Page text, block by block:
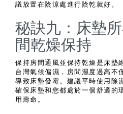
議放置在陰涼處進行陰乾就好。
秘訣九：床墊
間乾燥保持
保持房間通風並保持乾燥是床墊
台灣氣候偏濕，房間濕度過高不
導致床墊發霉。建議平時使用除
確保床墊和您都處於一個舒適的
用壽命。